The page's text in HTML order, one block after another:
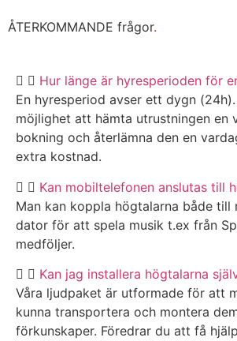
ÅTERKOMMANDE frågor.
Hur länge är hyresperioden för
En hyresperiod avser ett dygn
möjlighet att hämta utrustningen en
bokning och återlämna den en
extra kostnad.
Kan mobiltelefonen anslutas till
Man kan koppla högtalarna både till
dator för att spela musik t.ex från
medföljer.
Kan jag installera högtalarna
Våra ljudpaket är utformade för att
kunna transportera och montera
förkunskaper. Föredrar du att få